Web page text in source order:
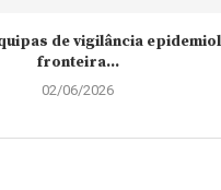
de vigilância
fronteira...
02/06/2026